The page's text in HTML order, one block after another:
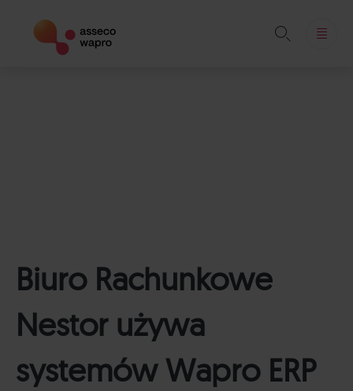

Biuro Rachunkowe
Nestor używa
systemów Wapro ERP